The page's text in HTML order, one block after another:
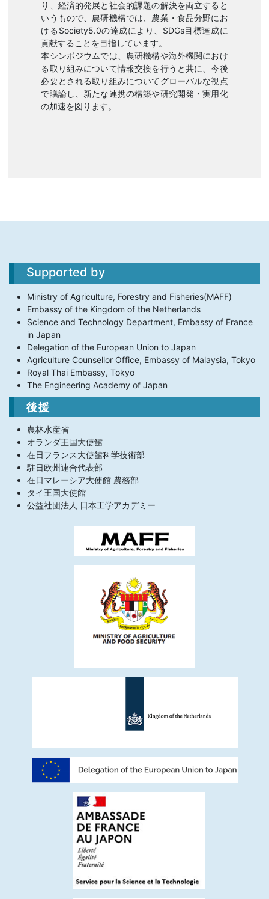
り、経済的発展と社会的課題の解決を両立すると
いうもので、農研機構では、農業・食品分野にお
けるSociety5.0の達成により、SDGs目標達成に
貢献することを目指しています。
本シンポジウムでは、農研機構や海外機関におけ
る取り組みについて情報交換を行うと共に、今後
必要とされる取り組みについてグローバルな視点
で議論し、新たな連携の構築や研究開発・実用化
の加速を図ります。
Supported by
Ministry of Agriculture, Forestry and Fisheries(MAFF)
Embassy of the Kingdom of the Netherlands
Science and Technology Department, Embassy of France
in Japan
Delegation of the European Union to Japan
Agriculture Counsellor Office, Embassy of Malaysia, Tokyo
Royal Thai Embassy, Tokyo
The Engineering Academy of Japan
後援
農林水産省
オランダ王国大使館
在日フランス大使館科学技術部
駐日欧州連合代表部
在日マレーシア大使館 農務部
タイ王国大使館
公益社団法人 日本工学アカデミー